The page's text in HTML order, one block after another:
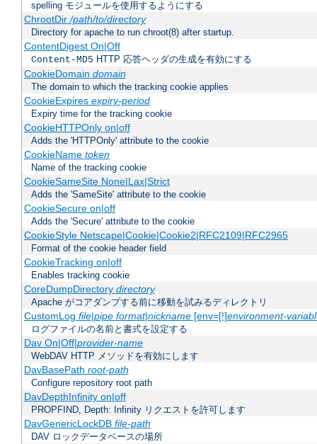
spelling モジュールを使用するようにする
ChrootDir/path/to/directory
Directory for apache to run chroot(8) after startup.
ContentDigest On|Off
Content-MD5 HTTP 応答ヘッダの生成を有効にする
CookieDomain domain
The domain to which the tracking cookie applies
CookieExpires expiry-period
Expiry time for the tracking cookie
CookieHTTPOnly on|off
Adds the 'HTTPOnly' attribute to the cookie
CookieName token
Name of the tracking cookie
CookieSameSite None|Lax|Strict
Adds the 'SameSite' attribute to the cookie
CookieSecure on|off
Adds the 'Secure' attribute to the cookie
CookieStyle Netscape|Cookie|Cookie2|RFC2109|RFC2965
Format of the cookie header field
CookieTracking on|off
Enables tracking cookie
CoreDumpDirectory directory
Apache がコアダンプする前に移動を試みるディレクトリ
CustomLog file|pipe format|nickname[env=[!]environment-
ログファイルの名前と書式を設定する
Dav On|Off|provider-name
WebDAV HTTP メソッドを有効にします
DavBasePath root-path
Configure repository root path
DavDepthInfinity on|off
PROPFIND, Depth: Infinity リクエストを許可します
DavGenericLockDB file-path
DAV ロックデータベースの場所